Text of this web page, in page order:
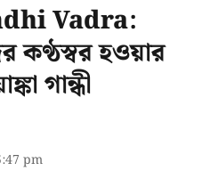
Vadra:
কণ্ঠস্বর হওয়ার
গান্ধী
pm